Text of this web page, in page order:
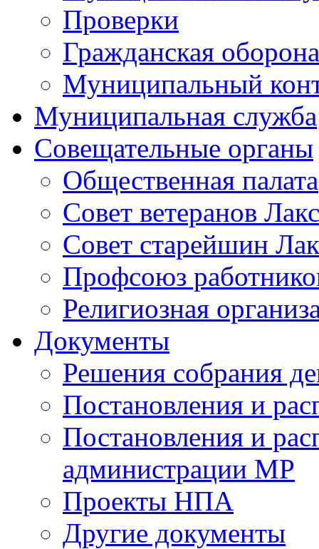
Проверки
Гражданская
Муниципальный
Муниципальная служба
Совещательные органы
Общественная палата
Совет ветеранов
Совет старейшин
Профсоюз
Религиозная
Документы
Решения собрания
Постановления и
Постановления и
администрации МР
Проекты НПА
Другие документы